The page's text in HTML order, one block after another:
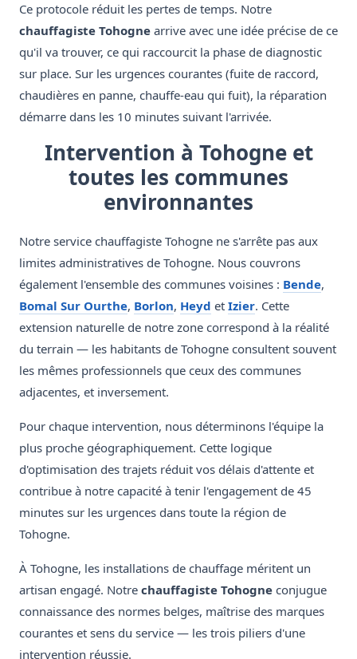
Ce protocole réduit les pertes de temps. Notre
chauffagiste Tohogne arrive avec une idée précise de ce
qu'il va trouver, ce qui raccourcit la phase de diagnostic
sur place. Sur les urgences courantes (fuite de raccord,
chaudières en panne, chauffe-eau qui fuit), la réparation
démarre dans les 10 minutes suivant l'arrivée.
Intervention à Tohogne et
toutes les communes
environnantes
Notre service chauffagiste Tohogne ne s'arrête pas aux
limites administratives de Tohogne. Nous couvrons
également l'ensemble des communes voisines : Bende,
Bomal Sur Ourthe, Borlon, Heyd et Izier. Cette
extension naturelle de notre zone correspond à la réalité
du terrain — les habitants de Tohogne consultent souvent
les mêmes professionnels que ceux des communes
adjacentes, et inversement.
Pour chaque intervention, nous déterminons l'équipe la
plus proche géographiquement. Cette logique
d'optimisation des trajets réduit vos délais d'attente et
contribue à notre capacité à tenir l'engagement de 45
minutes sur les urgences dans toute la région de
Tohogne.
À Tohogne, les installations de chauffage méritent un
artisan engagé. Notre chauffagiste Tohogne conjugue
connaissance des normes belges, maîtrise des marques
courantes et sens du service — les trois piliers d'une
intervention réussie.